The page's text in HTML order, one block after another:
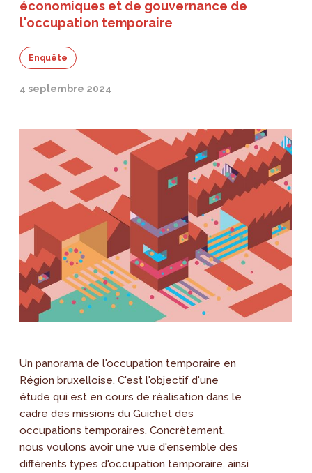
économiques et de gouvernance de
l'occupation temporaire
Enquête
4 septembre 2024
Un panorama de l'occupation temporaire en
Région bruxelloise. C'est l'objectif d'une
étude qui est en cours de réalisation dans le
cadre des missions du Guichet des
occupations temporaires. Concrètement,
nous voulons avoir une vue d'ensemble des
différents types d'occupation temporaire, ainsi